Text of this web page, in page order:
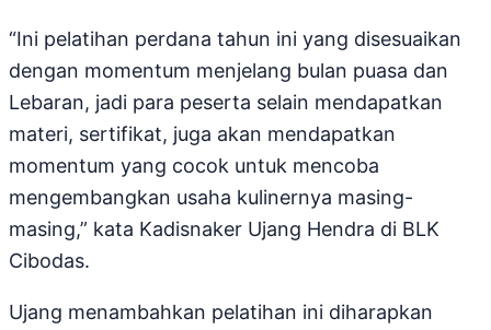
“Ini pelatihan perdana tahun ini yang disesuaikan
dengan momentum menjelang bulan puasa dan
Lebaran, jadi para peserta selain mendapatkan
materi, sertifikat, juga akan mendapatkan
momentum yang cocok untuk mencoba
mengembangkan usaha kulinernya masing-
masing,” kata Kadisnaker Ujang Hendra di BLK
Cibodas.
Ujang menambahkan pelatihan ini diharapkan